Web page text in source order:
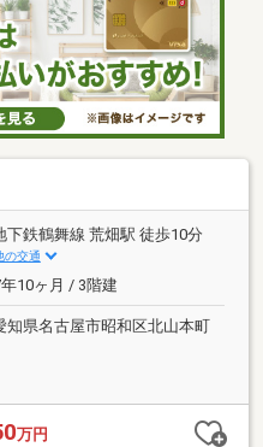
下鉄鶴舞線 荒畑駅 徒歩10分
の交通
10ヶ月 / 3階建
知県名古屋市昭和区北山本町
万円